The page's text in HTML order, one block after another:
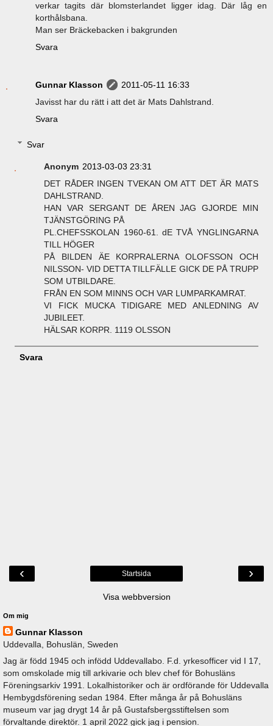
verkar tagits där blomsterlandet ligger idag. Där låg en
korthålsbana.
Man ser Bräckebacken i bakgrunden
Svara
Gunnar Klasson
2011-05-11 16:33
Javisst har du rätt i att det är Mats Dahlstrand.
Svara
Svar
Anonym 2013-03-03 23:31
DET RÅDER INGEN TVEKAN OM ATT DET ÄR MATS
DAHLSTRAND.
HAN VAR SERGANT DE ÅREN JAG GJORDE MIN
TJÄNSTGÖRING PÅ
PL.CHEFSSKOLAN 1960-61. dE TVÅ YNGLINGARNA
TILL HÖGER
PÅ BILDEN ÄE KORPRALERNA OLOFSSON OCH
NILSSON- VID DETTA TILLFÄLLE GICK DE PÅ TRUPP
SOM UTBILDARE.
FRÅN EN SOM MINNS OCH VAR LUMPARKAMRAT.
VI FICK MUCKA TIDIGARE MED ANLEDNING AV
JUBILEET.
HÄLSAR KORPR. 1119 OLSSON
Svara
‹ ›
Startsida
Visa webbversion
Om mig
Gunnar Klasson
Uddevalla, Bohuslän, Sweden
Jag är född 1945 och infödd Uddevallabo. F.d. yrkesofficer vid I 17,
som omskolade mig till arkivarie och blev chef för Bohusläns
Föreningsarkiv 1991. Lokalhistoriker och är ordförande för Uddevalla
Hembygdsförening sedan 1984. Efter många år på Bohusläns
museum var jag drygt 14 år på Gustafsbergsstiftelsen som
förvaltande direktör. 1 april 2022 gick jag i pension.